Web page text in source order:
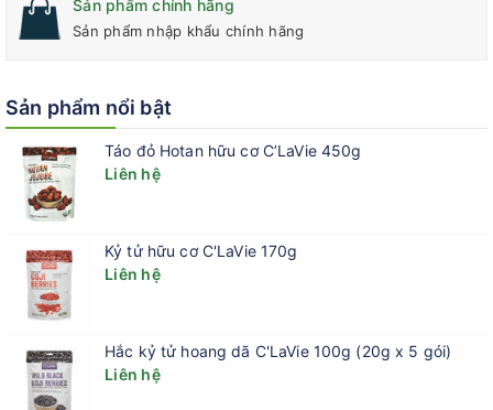
Sản phẩm chính hãng
Sản phẩm nhập khẩu chính hãng
Sản phẩm nổi bật
Táo đỏ Hotan hữu cơ C’LaVie 450g
Liên hệ
Kỷ tử hữu cơ C'LaVie 170g
Liên hệ
Hắc kỷ tử hoang dã C'LaVie 100g (20g x 5 gói)
Liên hệ